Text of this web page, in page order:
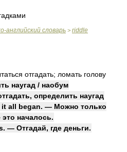
английский словарь > riddle
отгадать; ломать голову
наугад / наобум
определить наугад
it all began. — Можно только
началось.
— Отгадай, где деньги.